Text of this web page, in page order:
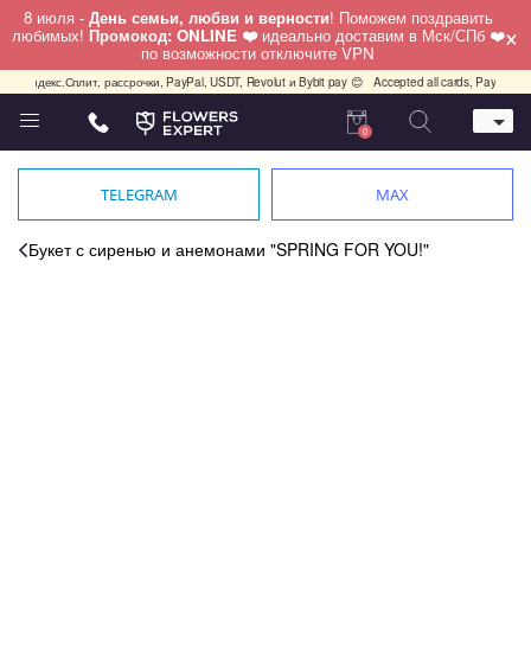
8 июля - День семьи, любви и верности! Поможем поздравить
любимых! Промокод: ONLINE ❤️ идеально доставим в Мск/СПб ❤️
по возможности отключите VPN ×
рассрочки, PayPal, USDT, Revolut и Bybit pay 😊 Accepted all cards, PayPal,
Телефон
+7 (495) 982-55-05
0
TELEGRAM MAX
Букет с сиренью и анемонами "SPRING FOR YOU!"